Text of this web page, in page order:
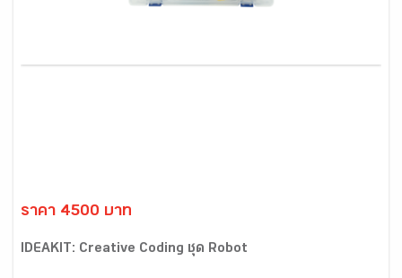
ราคา 4500 บาท
IDEAKIT: Creative Coding ชุด Robot